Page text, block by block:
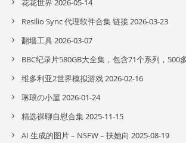
花花世界 2026-05-14
Resilio Sync 代理软件合集 链接2026-03-23
翻墙工具2026-03-07
BBC纪录片580GB大全集，包含71个系列，500
维多利亚2世界模拟游戏2026-02-16
琳琅の小屋 2026-01-24
精选裸聊自慰合集2025-11-15
AI 生成的图片 – NSFW – 扶她向 2025-08-19